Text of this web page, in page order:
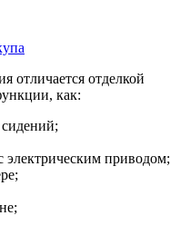
отличается отделкой
как:
приводом;